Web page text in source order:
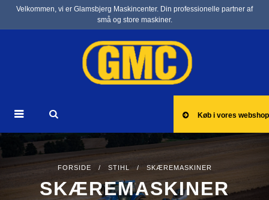
Velkommen, vi er Glamsbjerg Maskincenter. Din professionelle partner af
små og store maskiner.
Køb i vores webshop
FORSIDE / STIHL / SKÆREMASKINER
SKÆREMASKINER